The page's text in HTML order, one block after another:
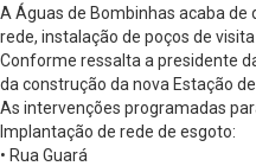
A Águas de Bombinhas acaba
rede, instalação de poços de
Conforme ressalta a presidente
da construção da nova Estação
As intervenções programadas
Implantação de rede de esgoto:
• Rua Guará